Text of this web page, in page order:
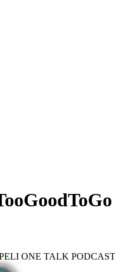
ONE TALK